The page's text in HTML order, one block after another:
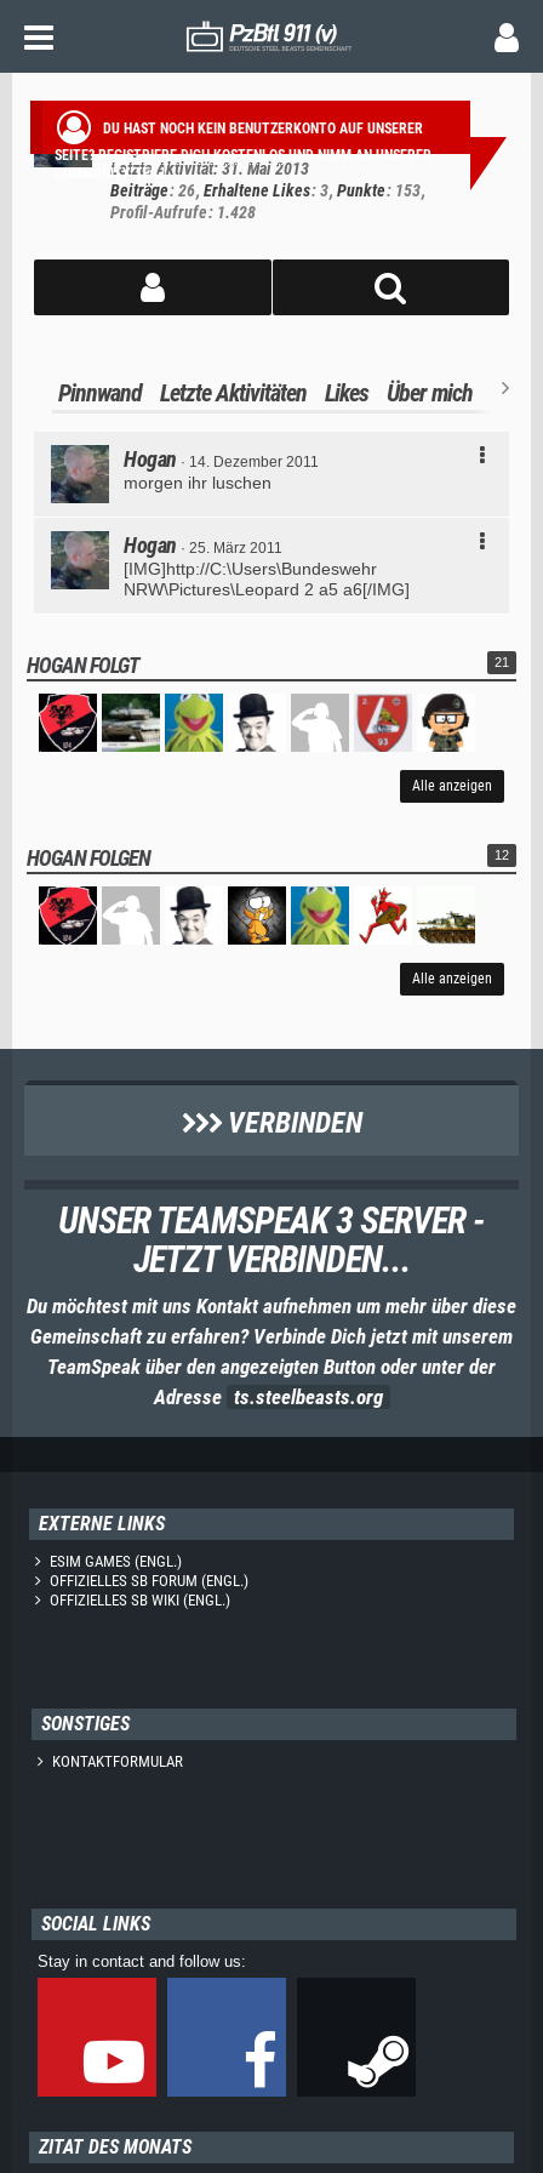
DU HAST NOCH KEIN BENUTZERKONTO AUF UNSERER
SEITE?REGISTRIERE DICH KOSTENLOSUND NIMM AN UNSERER
COMMUNITY TEIL!
HOGAN
Mitglied seit 25. März 2011
Letzte Aktivität:31. Mai 2013
Beiträge 26 Erhaltene Likes 3 Punkte 153
Profil-Aufrufe
1.428
Pinnwand Letzte Aktivitäten Likes Über mich
Hogan 14. Dezember 2011
morgen ihr luschen
Hogan 25. März 2011
[IMG]http://C:\Users\Bundeswehr
NRW\Pictures\Leopard 2 a5 a6[/IMG]
HOGAN FOLGT 21
Alle anzeigen
HOGAN FOLGEN 12
Alle anzeigen
VERBINDEN
UNSER TEAMSPEAK 3 SERVER -
JETZT VERBINDEN...
Du möchtest mit uns Kontakt aufnehmen um mehr über diese
Gemeinschaft zu erfahren? Verbinde Dich jetzt mit unserem
TeamSpeak über den angezeigten Button oder unter der
Adresse ts.steelbeasts.org
EXTERNE LINKS
ESIM GAMES (ENGL.)
OFFIZIELLES SB FORUM (ENGL.)
OFFIZIELLES SB WIKI (ENGL.)
SONSTIGES
KONTAKTFORMULAR
SOCIAL LINKS
Stay in contact and follow us:
ZITAT DES MONATS